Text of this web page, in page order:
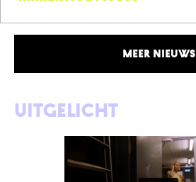
Meer nieuws
Uitgelicht